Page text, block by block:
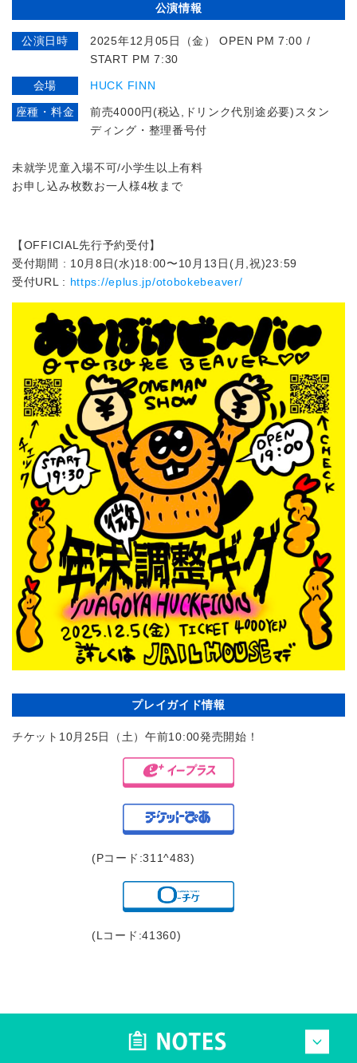
公演情報
公演日時
2025年12月05日（金） OPEN PM 7:00 /
START PM 7:30
会場 HUCK FINN
座種・料金
前売4000円(税込,ドリンク代別途必要)スタン
ディング・整理番号付
未就学児童入場不可/小学生以上有料
お申し込み枚数お一人様4枚まで
【OFFICIAL先行予約受付】
受付期間 : 10月8日(水)18:00〜10月13日(月,祝)23:59
受付URL : https://eplus.jp/otobokebeaver/
プレイガイド情報
チケット10月25日（土）午前10:00発売開始！
(Pコード:311^483)
(Lコード:41360)